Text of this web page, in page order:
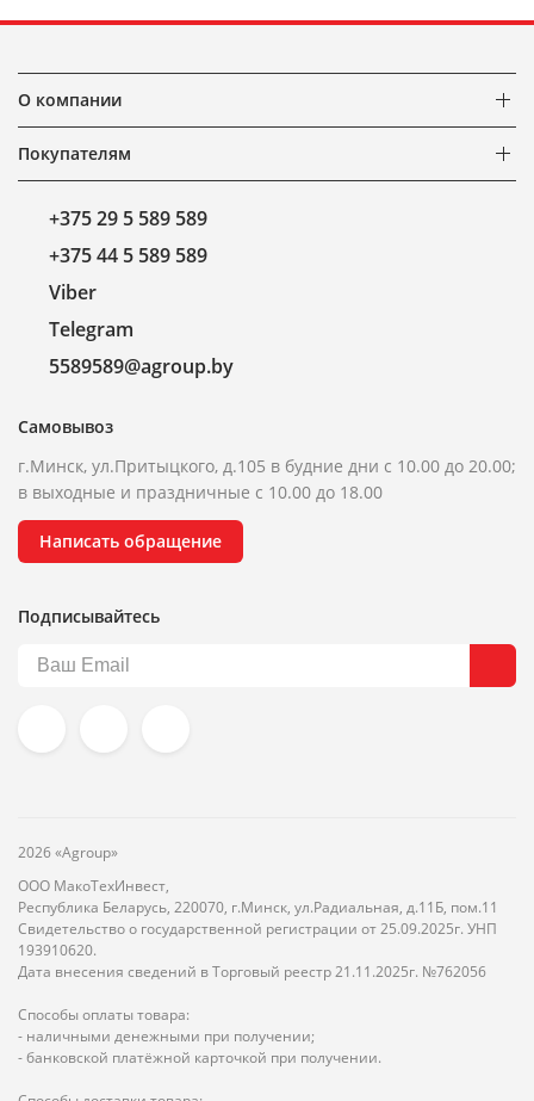
О компании
Покупателям
+375 29 5 589 589
+375 44 5 589 589
Viber
Telegram
5589589@agroup.by
Самовывоз
г.Минск, ул.Притыцкого, д.105 в будние дни с 10.00 до 20.00;
в выходные и праздничные с 10.00 до 18.00
Написать обращение
Подписывайтесь
2026 «Agroup»
ООО МакоТехИнвест,
Республика Беларусь, 220070, г.Минск, ул.Радиальная, д.11Б, пом.11
Свидетельство о государственной регистрации от 25.09.2025г. УНП
193910620.
Дата внесения сведений в Торговый реестр 21.11.2025г. №762056
Способы оплаты товара:
- наличными денежными при получении;
- банковской платёжной карточкой при получении.